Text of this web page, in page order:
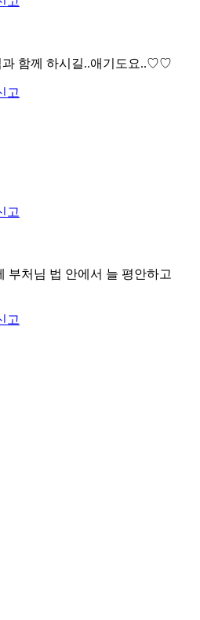
과 함께 하시길..애기도요..♡♡
고
고
부처님 법 안에서 늘 평안하고
고